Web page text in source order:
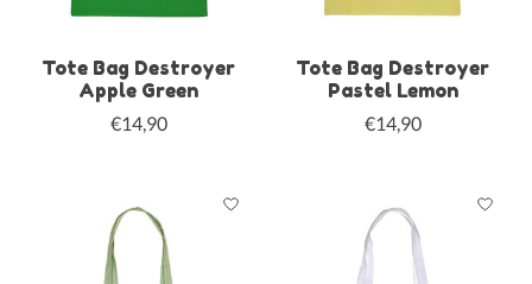
Tote Bag Destroyer
Apple Green
€14,90
Tote Bag Destroyer
Pastel Lemon
€14,90